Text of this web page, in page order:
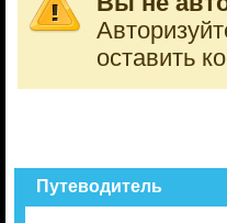
оставить
Путеводитель